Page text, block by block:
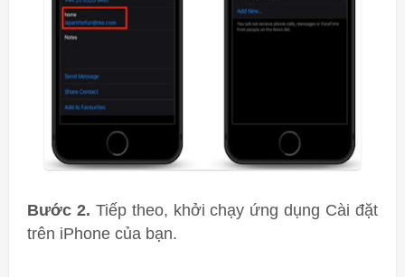
Bước 2. Tiếp theo, khởi chạy ứng dụng Cài đặt
trên iPhone của bạn.